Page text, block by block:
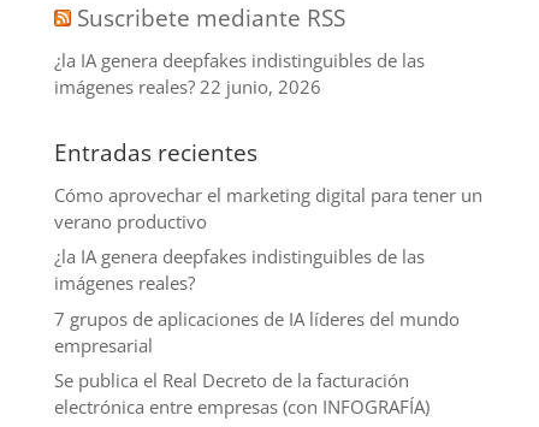
Suscribete mediante RSS
¿la IA genera deepfakes indistinguibles de las
imágenes reales? 22 junio, 2026
Entradas recientes
Cómo aprovechar el marketing digital para tener un
verano productivo
¿la IA genera deepfakes indistinguibles de las
imágenes reales?
7 grupos de aplicaciones de IA líderes del mundo
empresarial
Se publica el Real Decreto de la facturación
electrónica entre empresas (con INFOGRAFÍA)